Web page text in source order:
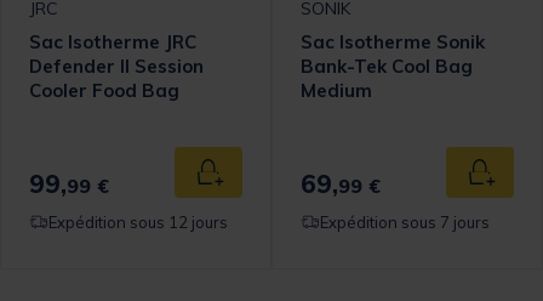
panier
JRC
Sac Isotherme JRC
Defender II Session
Cooler Food Bag
99,99 € Ajouter au panier
Expédition sous 12 jours
SONIK
Sac Isotherme Sonik
Bank-Tek Cool Bag
Medium
69,99 €
Expédition sous 7 jours